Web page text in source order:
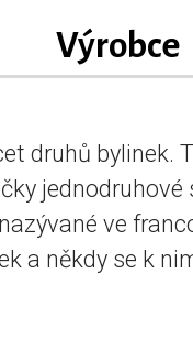
Výrobce
druhů bylinek.
jednodruhové
ve
a někdy se k